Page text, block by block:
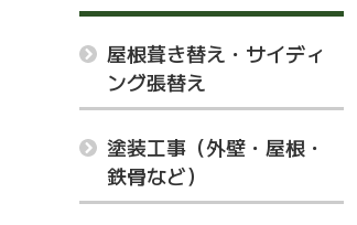
屋根葺き替え・サイディ
ング張替え
塗装工事（外壁・屋根・
鉄骨など）